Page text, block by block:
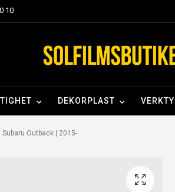
10
DEKORPLAST
Subaru Outback | 2015-